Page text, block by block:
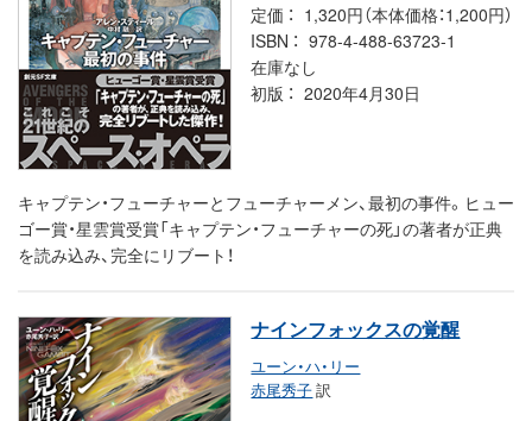
定価
1,320円（本体価格：1,200円）
ISBN
978-4-488-63723-1
在庫なし
初版
2020年4月30日
キャプテン・フューチャーとフューチャーメン、最初の事件。ヒュー
ゴー賞・星雲賞受賞「キャプテン・フューチャーの死」の著者が正典
を読み込み、完全にリブート！
ナインフォックスの覚醒
ユーン・ハ・リー
赤尾秀子訳